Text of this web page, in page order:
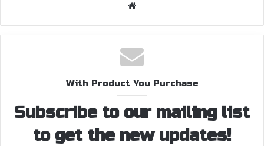
sit
e
With Product You Purchase
Subscribe to our mailing list
to get the new updates!